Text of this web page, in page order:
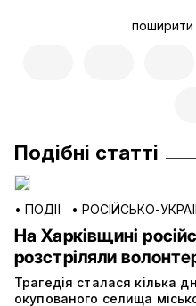
поширити
Подібні статті
• ПОДІЇ • РОСІЙСЬКО-
На Харківщині
розстріляли
Трагедія сталася кілька
окупованого селища